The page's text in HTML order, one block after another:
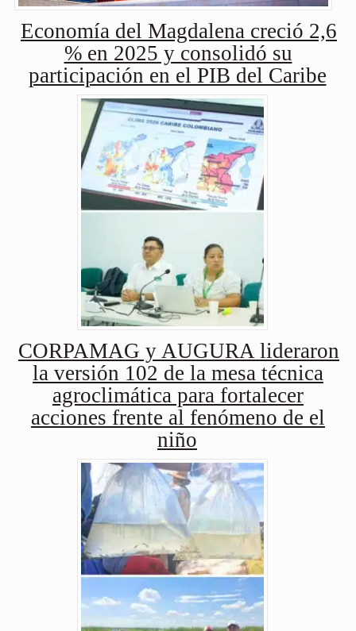
Economía del Magdalena creció 2,6
% en 2025 y consolidó su
participación en el PIB del Caribe
CORPAMAG y AUGURA lideraron
la versión 102 de la mesa técnica
agroclimática para fortalecer
acciones frente al fenómeno de el
niño